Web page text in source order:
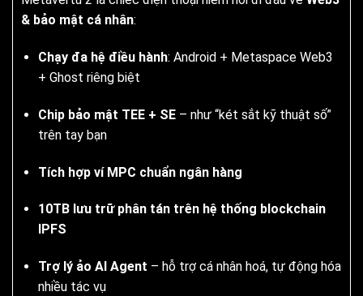
& bảo mật cá nhân:
Chạy đa hệ điều hành: Android + Metaspace Web3
+ Ghost riêng biệt
Chip bảo mật TEE + SE– như “két sắt kỹ thuật số”
trên tay bạn
Tích hợp ví MPC chuẩn ngân hàng
10TB lưu trữ phân tán trên hệ thống blockchain
IPFS
Trợ lý ảo AI Agent – hỗ trợ cá nhân hoá, tự động hóa
nhiều tác vụ